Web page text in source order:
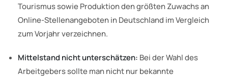
Tourismus sowie Produktion den größten Zuwachs an
Online-Stellenangeboten in Deutschland im Vergleich
zum Vorjahr verzeichnen.
Mittelstand nicht unterschätzen: Bei der Wahl des
Arbeitgebers sollte man nicht nur bekannte